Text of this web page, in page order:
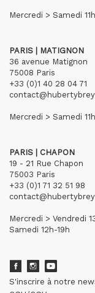
Mercredi > Samedi
PARIS | MATIGNON
36 avenue Matignon
75008 Paris
+33 (0)1 40 28 04 71
Mercredi > Samedi
PARIS | CHAPON
19 - 21 Rue Chapon
75003 Paris
+33 (0)1 71 32 51 98
Mercredi > Vendredi
Samedi 12h-19h
S'inscrire à notre